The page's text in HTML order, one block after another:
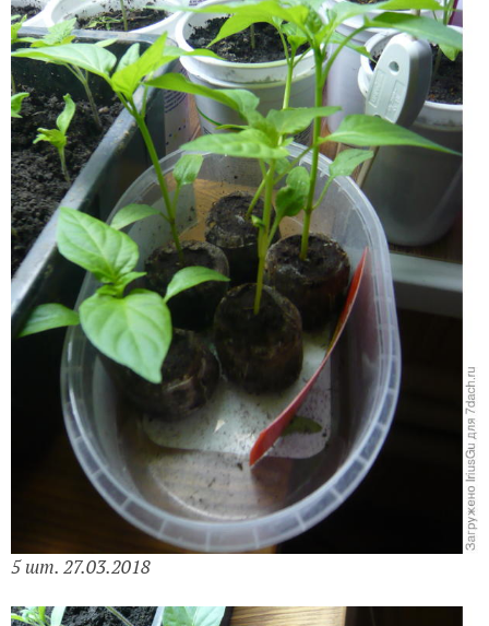
5 шт. 27.03.2018